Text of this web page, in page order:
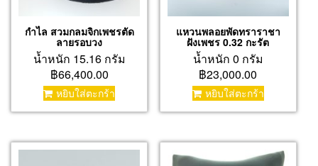
กำไล สวมกลมจิกเพชรตัด
ลายรอบวง
น้ำหนัก 15.16 กรัม
฿66,400.00
หยิบใส่ตะกร้า
แหวนพลอยพัดทราราชา
ฝังเพชร 0.32 กะรัต
น้ำหนัก 0 กรัม
฿23,000.00
หยิบใส่ตะกร้า